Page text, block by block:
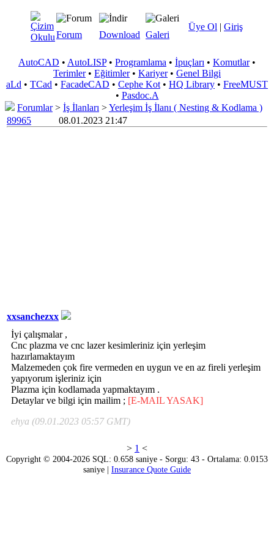
Üye Ol | Giriş
Forum Download Galeri
AutoCAD • AutoLISP• Programlama • İpuçları • Komutlar•
Terimler• Eğitimler• Kariyer• Genel Bilgi
aLd • TCad • FacadeCAD • Cephe Kot • HQ Library • FreeMUST
• Pasdoc.A
Forumlar> İş İlanları >Yerleşim İş İlanı ( Nesting & Kodlama )
89965
08.01.2023 21:47
xxsanchezxx
İyi çalışmalar ,
Cnc plazma ve cnc lazer kesimleriniz için yerleşim
hazırlamaktayım
Malzemeden çok fire vermeden en uygun ve en az fireli yerleşim
yapıyorum işleriniz için
Plazma için kodlamada yapmaktayım .
Detaylar ve bilgi için mailim ; [E-MAIL YASAK]
ehya (09.01.2023 05:57 GMT)
> 1 <
Copyright © 2004-2026 SQL: 0.658 saniye - Sorgu: 43 - Ortalama: 0.0153
saniye | Insurance Quote Guide